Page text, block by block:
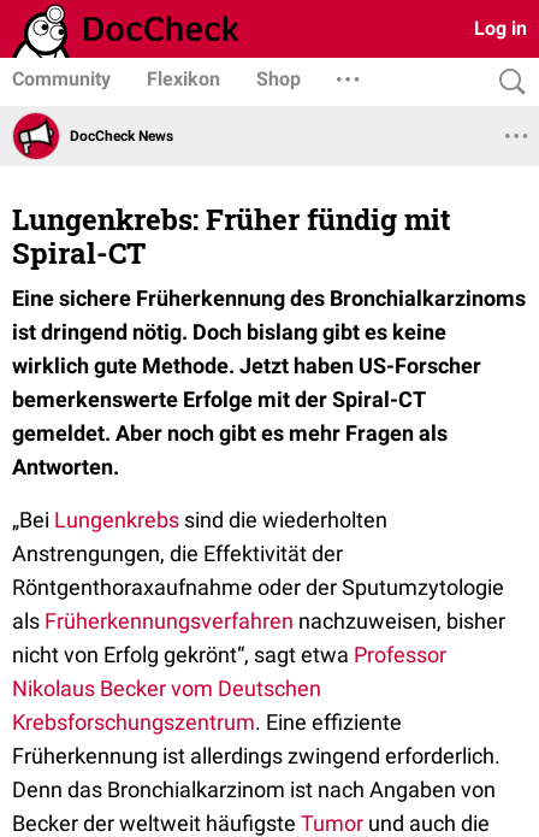
Log in
Community Flexikon Shop
DocCheck News
Lungenkrebs: Früher fündig mit
Spiral-CT
Eine sichere Früherkennung des Bronchialkarzinoms
ist dringend nötig. Doch bislang gibt es keine
wirklich gute Methode. Jetzt haben US-Forscher
bemerkenswerte Erfolge mit der Spiral-CT
gemeldet. Aber noch gibt es mehr Fragen als
Antworten.
„Bei Lungenkrebs sind die wiederholten
Anstrengungen, die Effektivität der
Röntgenthoraxaufnahme oder der Sputumzytologie
als Früherkennungsverfahren nachzuweisen, bisher
nicht von Erfolg gekrönt“, sagt etwa Professor
Nikolaus Becker vom Deutschen
Krebsforschungszentrum. Eine effiziente
Früherkennung ist allerdings zwingend erforderlich.
Denn das Bronchialkarzinom ist nach Angaben von
Becker der weltweit häufigste Tumor und auch die